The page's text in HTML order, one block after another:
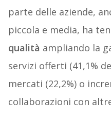
parte delle aziende,
piccola e media, ha
qualità ampliando la
servizi offerti (41,1%
mercati (22,2%) o
collaborazioni con